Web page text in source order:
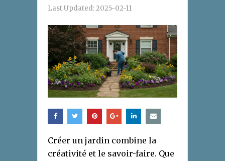
Last Updated:2025-02-11
Créer un jardin combine la
créativité et le savoir-faire. Que